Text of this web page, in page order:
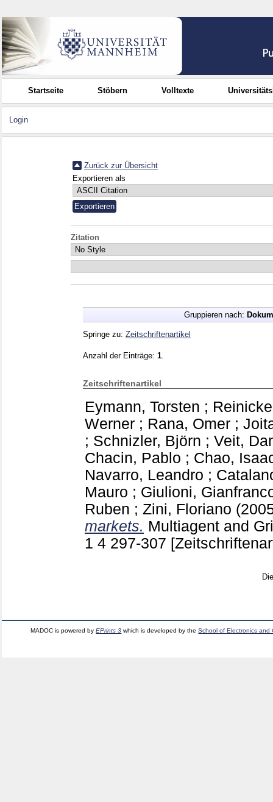
Startseite Stöbern Volltexte
Login
Zurück zur Übersicht
Exportieren als
Zitation
Gruppieren nach:
Springe zu: Zeitschriftenartikel
Anzahl der Einträge: 1
Zeitschriftenartikel
Eymann, Torsten ;
Werner ; Rana, Omer ;
; Schnizler, Björn ; Veit,
Chacin, Pablo ; Chao,
Navarro, Leandro ;
Mauro ; Giulioni,
Ruben ; Zini, Floriano
markets. Multiagent and
1 4 297-307
MADOC is powered byEPrints 3 which is developed by theSchool of Electronics and